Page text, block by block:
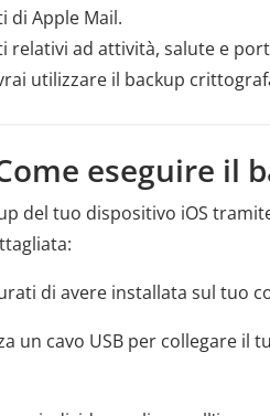
di Apple Mail.
relativi ad attività, salute e
utilizzare il backup
eseguire il
del tuo dispositivo iOS
di avere installata sul tuo
un cavo USB per collegare il